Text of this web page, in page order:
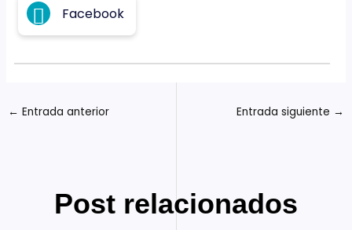
Facebook
← Entrada anterior Entrada siguiente →
Post relacionados